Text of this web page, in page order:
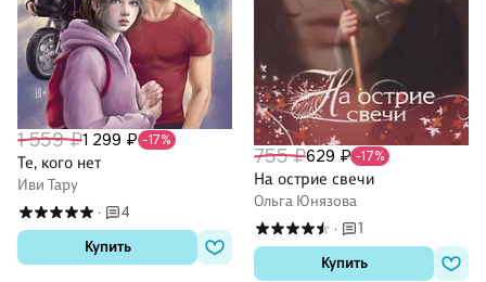
1 559 ₽1 299 ₽ -17%
Те, кого нет
Иви Тару
·
4
Купить
755 ₽629 ₽ -17%
На острие свечи
Ольга Юнязова
·
1
Купить